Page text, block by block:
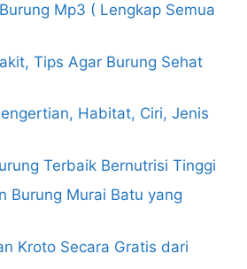
Mp3 ( Lengkap Semua
Tips Agar Burung Sehat
Habitat, Ciri, Jenis
Terbaik Bernutrisi Tinggi
Burung Murai Batu yang
Kroto Secara Gratis dari